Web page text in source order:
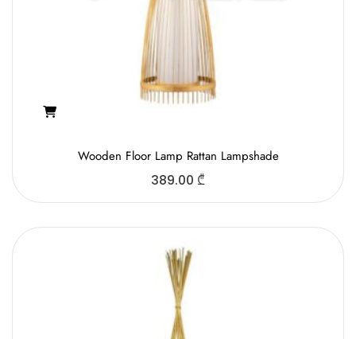
Wooden Floor Lamp Rattan Lampshade
389.00 ₾